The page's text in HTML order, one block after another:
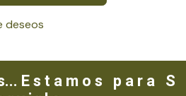
deseos
E s t a m o s p a r a S